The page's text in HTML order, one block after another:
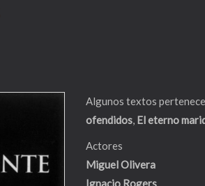
Algunos textos
ofendidos, El eterno
Actores
Miguel Olivera
Ignacio Rogers